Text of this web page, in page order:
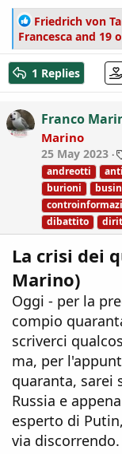
R
e
a
c
t
i
n
Friedrich von
Francesca and 19
1 Replies
Franco
Marino
25 May 2023
andreotti
burioni
dibattito
La crisi dei
Marino)
Oggi - per la
compio
scriverci
ma, per
quaranta, sarei
Russia e
esperto di
via discorrendo.